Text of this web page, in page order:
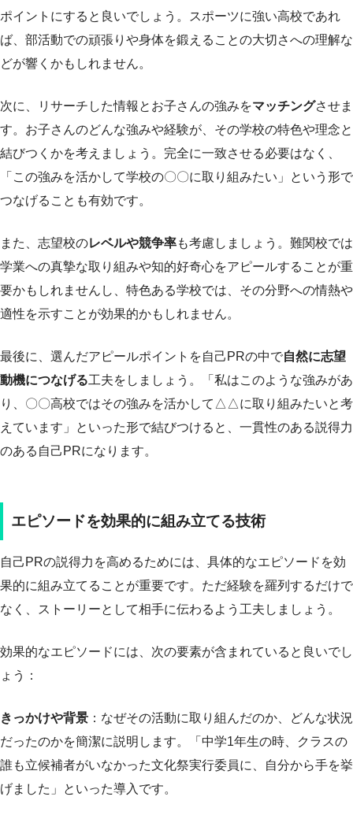
ポイントにすると良いでしょう。スポーツに強い高校であれ
ば、部活動での頑張りや身体を鍛えることの大切さへの理解な
どが響くかもしれません。
次に、リサーチした情報とお子さんの強みをマッチングさせま
す。お子さんのどんな強みや経験が、その学校の特色や理念と
結びつくかを考えましょう。完全に一致させる必要はなく、
「この強みを活かして学校の〇〇に取り組みたい」という形で
つなげることも有効です。
また、志望校のレベルや競争率も考慮しましょう。難関校では
学業への真摯な取り組みや知的好奇心をアピールすることが重
要かもしれませんし、特色ある学校では、その分野への情熱や
適性を示すことが効果的かもしれません。
最後に、選んだアピールポイントを自己PRの中で自然に志望
動機につなげる工夫をしましょう。「私はこのような強みがあ
り、〇〇高校ではその強みを活かして△△に取り組みたいと考
えています」といった形で結びつけると、一貫性のある説得力
のある自己PRになります。
エピソードを効果的に組み立てる技術
自己PRの説得力を高めるためには、具体的なエピソードを効
果的に組み立てることが重要です。ただ経験を羅列するだけで
なく、ストーリーとして相手に伝わるよう工夫しましょう。
効果的なエピソードには、次の要素が含まれていると良いでし
ょう：
きっかけや背景 ：なぜその活動に取り組んだのか、どんな状況
だったのかを簡潔に説明します。「中学1年生の時、クラスの
誰も立候補者がいなかった文化祭実行委員に、自分から手を挙
げました」といった導入です。